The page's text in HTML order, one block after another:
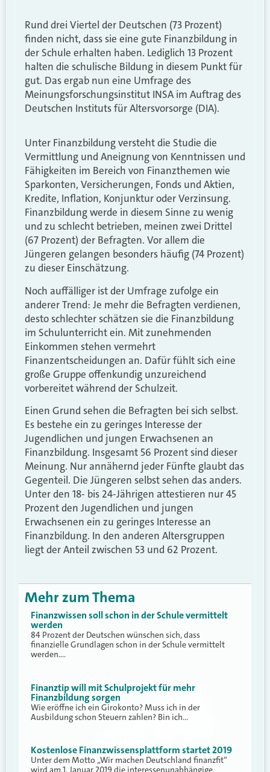
Rund drei Viertel der Deutschen (73 Prozent)
finden nicht, dass sie eine gute Finanzbildung in
der Schule erhalten haben. Lediglich 13 Prozent
halten die schulische Bildung in diesem Punkt für
gut. Das ergab nun eine Umfrage des
Meinungsforschungsinstitut INSA im Auftrag des
Deutschen Instituts für Altersvorsorge (DIA).
Unter Finanzbildung versteht die Studie die
Vermittlung und Aneignung von Kenntnissen und
Fähigkeiten im Bereich von Finanzthemen wie
Sparkonten, Versicherungen, Fonds und Aktien,
Kredite, Inflation, Konjunktur oder Verzinsung.
Finanzbildung werde in diesem Sinne zu wenig
und zu schlecht betrieben, meinen zwei Drittel
(67 Prozent) der Befragten. Vor allem die
Jüngeren gelangen besonders häufig (74 Prozent)
zu dieser Einschätzung.
Noch auffälliger ist der Umfrage zufolge ein
anderer Trend: Je mehr die Befragten verdienen,
desto schlechter schätzen sie die Finanzbildung
im Schulunterricht ein. Mit zunehmenden
Einkommen stehen vermehrt
Finanzentscheidungen an. Dafür fühlt sich eine
große Gruppe offenkundig unzureichend
vorbereitet während der Schulzeit.
Einen Grund sehen die Befragten bei sich selbst.
Es bestehe ein zu geringes Interesse der
Jugendlichen und jungen Erwachsenen an
Finanzbildung. Insgesamt 56 Prozent sind dieser
Meinung. Nur annähernd jeder Fünfte glaubt das
Gegenteil. Die Jüngeren selbst sehen das anders.
Unter den 18- bis 24-Jährigen attestieren nur 45
Prozent den Jugendlichen und jungen
Erwachsenen ein zu geringes Interesse an
Finanzbildung. In den anderen Altersgruppen
liegt der Anteil zwischen 53 und 62 Prozent.
Mehr zum Thema
Finanzwissen soll schon in der Schule vermittelt
werden
84 Prozent der Deutschen wünschen sich, dass
finanzielle Grundlagen schon in der Schule vermittelt
werden.…
Finanztip will mit Schulprojekt für mehr
Finanzbildung sorgen
Wie eröffne ich ein Girokonto? Muss ich in der
Ausbildung schon Steuern zahlen? Bin ich…
Kostenlose Finanzwissensplattform startet 2019
Unter dem Motto „Wir machen Deutschland finanzfit“
wird am 1. Januar 2019 die interessenunabhängige